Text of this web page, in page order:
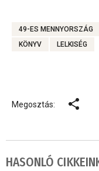
49-ES MENNYORSZÁG
KÖNYV
LELKISÉG
Megosztás:
HASONLÓ